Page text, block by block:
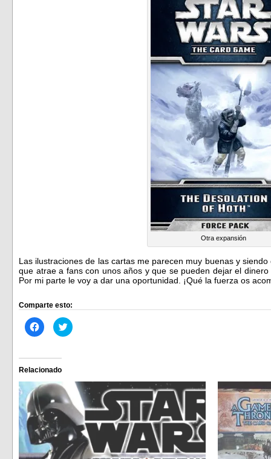
Otra expansión
Las ilustraciones de las cartas me parecen muy buenas y
que atrae a fans con unos años y que se pueden dejar el
Por mi parte le voy a dar una oportunidad. ¡Qué la fuerza os
Comparte esto:
Haz
clic
Facebook
(Se
abre
en
una
ventana
nueva)
Haz
clic
en
una
ventana
nueva)
Relacionado